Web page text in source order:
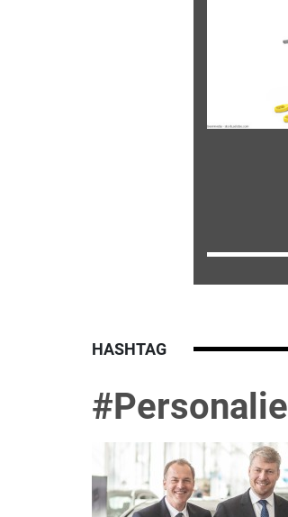
HASHTAG
#Personalie